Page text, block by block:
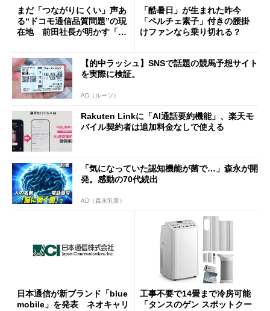
まだ「つながりにくい」声あ
る“ドコモ通信品質問題”の現
在地 前田社長が明かす「道
「酷暑日」が生まれた昨今
「ペルチェ素子」付きの腰掛
けファンなら乗り切れる？
【的中ラッシュ】SNSで話題の競馬予想サイト
を実際に検証。
AD（ルーツ）
Rakuten Linkに「AI通話要約機能」、楽天モ
バイル契約者は追加料金なしで使える
「気になっていた認知機能が菌で…」森永が開
発。感動の70代続出
AD（森永乳業）
日本通信が新ブランド「blue
mobile」を発表 ネオキャリ
工事不要で14畳まで冷房可能
「タンスのゲン スポットクー